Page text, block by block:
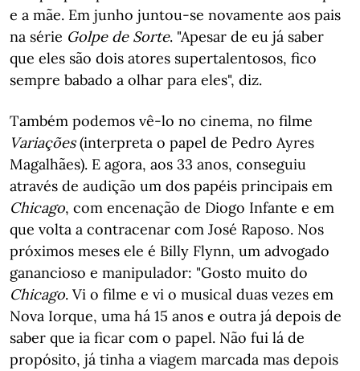
e a mãe. Em junho juntou-se novamente aos pais
na série Golpe de Sorte. "Apesar de eu já saber
que eles são dois atores supertalentosos, fico
sempre babado a olhar para eles", diz.
Também podemos vê-lo no cinema, no filme
Variações(interpreta o papel de Pedro Ayres
Magalhães). E agora, aos 33 anos, conseguiu
através de audição um dos papéis principais em
Chicago, com encenação de Diogo Infante e em
que volta a contracenar com José Raposo. Nos
próximos meses ele é Billy Flynn, um advogado
ganancioso e manipulador: "Gosto muito do
Chicago. Vi o filme e vi o musical duas vezes em
Nova Iorque, uma há 15 anos e outra já depois de
saber que ia ficar com o papel. Não fui lá de
propósito, já tinha a viagem marcada mas depois